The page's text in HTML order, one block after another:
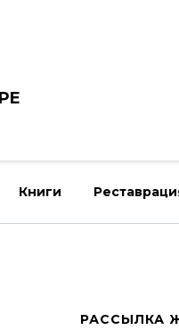
Книги
РАССЫЛКА